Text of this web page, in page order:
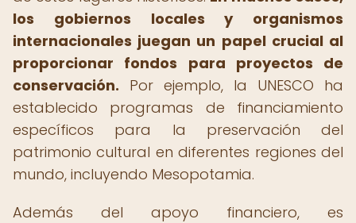
los gobiernos locales y organismos
internacionales juegan un papel crucial al
proporcionar fondos para proyectos de
conservación. Por ejemplo, la UNESCO ha
establecido programas de financiamiento
específicos para la preservación del
patrimonio cultural en diferentes regiones del
mundo, incluyendo Mesopotamia.
Además del apoyo financiero, es